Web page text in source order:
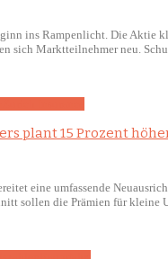
ins Rampenlicht. Die Aktie
sich Marktteilnehmer neu.
plant 15 Prozent
eine umfassende
sollen die Prämien für kleine